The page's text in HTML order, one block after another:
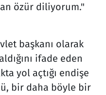
özür diliyorum."
başkanı olarak
ifade eden
yol açtığı endişe
bir daha böyle bir